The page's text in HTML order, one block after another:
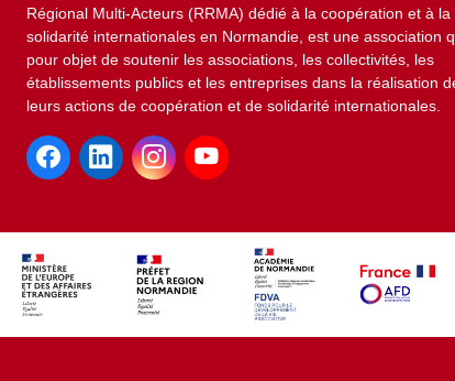
Régional Multi-Acteurs (RRMA) dédié à la coopération et à la
solidarité internationales en Normandie, est une association
pour objet de soutenir les associations, les collectivités, les
établissements publics et les entreprises dans la réalisation
leurs actions de coopération et de solidarité internationales.